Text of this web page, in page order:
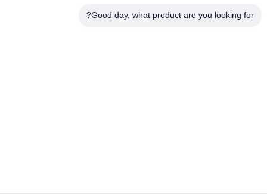
Good day, what product are you looking for?